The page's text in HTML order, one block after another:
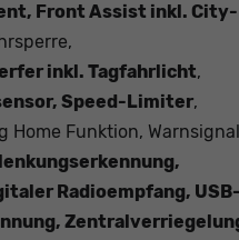
Front Assist inkl. City-
inkl. Tagfahrlicht,
Speed-Limiter,
Home Funktion,
Radioempfang,